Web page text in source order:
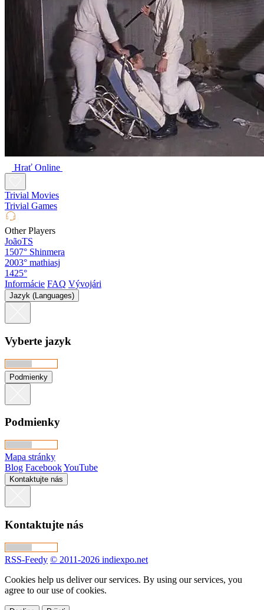
Hrať Online
Trivial Movies
Trivial Games
Other Players
JoãoTS
1507° Shinmera
2003° mathiasj
1425°
Informácie FAQ Vývojári
Jazyk (Languages)
Vyberte jazyk
Podmienky
Podmienky
Mapa stránky
Blog FacebookYouTube
Kontaktujte nás
Kontaktujte nás
RSS-Feedy © 2011-2026 indiexpo.net
Cookies help us deliver our services. By using our services, you
agree to our use of cookies.